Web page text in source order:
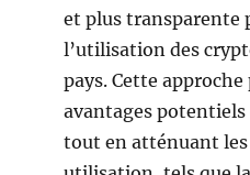
et plus transparente
l’utilisation des
pays. Cette
avantages
tout en atténuant les